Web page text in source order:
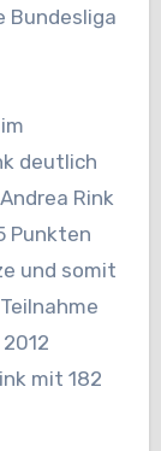
Bundesliga
deutlich
Rink
Punkten
und somit
mit 182